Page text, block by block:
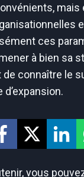
mais
ces
à bien sa
connaître le
vous